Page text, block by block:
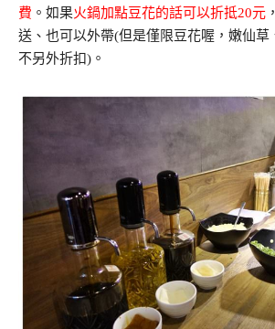
費 。如果火鍋加點豆花的話可以折抵20元
送、也可以外帶(但是僅限豆花喔，嫩仙草
不另外折扣)。